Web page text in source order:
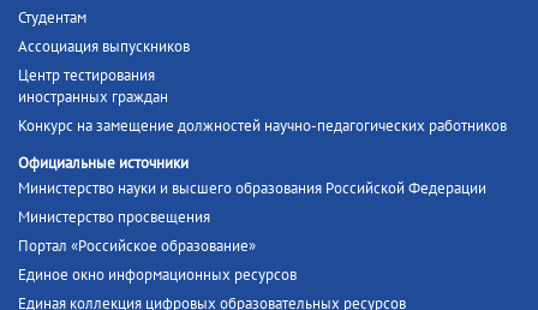
Студентам
Ассоциация выпускников
Центр тестирования
иностранных граждан
Конкурс на замещение должностей научно-педагогических работников
Официальные источники
Министерство науки и высшего образования Российской Федерации
Министерство просвещения
Портал «Российское образование»
Единое окно информационных ресурсов
Единая коллекция цифровых образовательных ресурсов